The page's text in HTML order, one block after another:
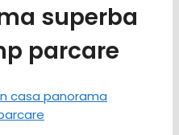
superba
parcare